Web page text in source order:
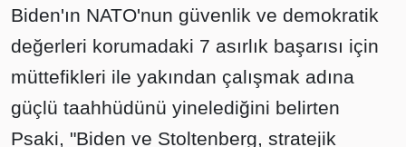
Biden'ın NATO'nun güvenlik ve demokratik
değerleri korumadaki 7 asırlık başarısı için
müttefikleri ile yakından çalışmak adına
güçlü taahhüdünü yinelediğini belirten
Psaki, "Biden ve Stoltenberg, stratejik